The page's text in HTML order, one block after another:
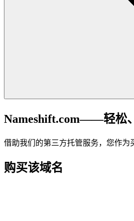
Nameshift.com——轻松
借助我们的第三方托管服务，您作
购买该域名